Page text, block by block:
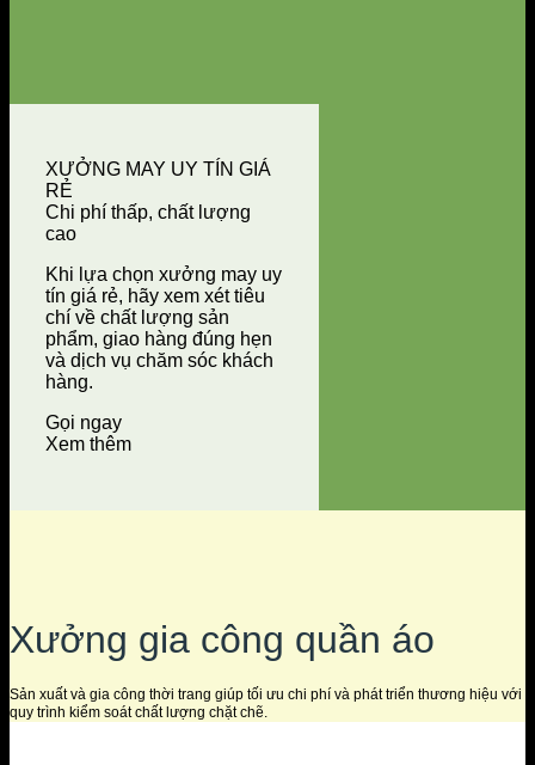
XƯỞNG MAY UY TÍN GIÁ
RẺ
Chi phí thấp, chất lượng
cao
Khi lựa chọn xưởng may uy
tín giá rẻ, hãy xem xét tiêu
chí về chất lượng sản
phẩm, giao hàng đúng hẹn
và dịch vụ chăm sóc khách
hàng.
Gọi ngay
Xem thêm
Xưởng gia công quần áo
Sản xuất và gia công thời trang giúp tối ưu chi phí và phát triển thương hiệu với
quy trình kiểm soát chất lượng chặt chẽ.